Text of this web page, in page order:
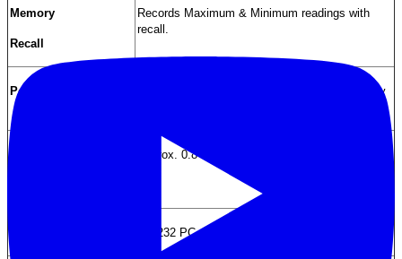
Memory
Recall
Records Maximum & Minimum readings with
recall.
Power off
Auto shut off saves battery life or manual off by
Approx. 0.8 sec
RS 232 PC serial interface